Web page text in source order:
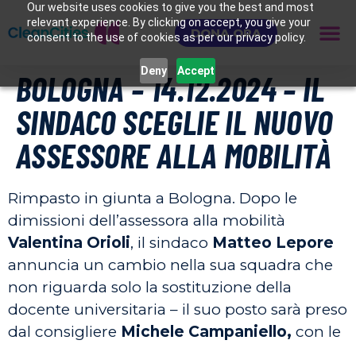
Our website uses cookies to give you the best and most
relevant experience. By clicking on accept, you give your
consent to the use of cookies as per our privacy policy.
Deny Accept
DONA ORA
BOLOGNA – 14.12.2024 – IL
SINDACO SCEGLIE IL NUOVO
ASSESSORE ALLA MOBILITÀ
Rimpasto in giunta a Bologna. Dopo le
dimissioni dell’assessora alla mobilità
Valentina Orioli, il sindaco Matteo Lepore
annuncia un cambio nella sua squadra che
non riguarda solo la sostituzione della
docente universitaria – il suo posto sarà preso
dal consigliere Michele Campaniello, con le